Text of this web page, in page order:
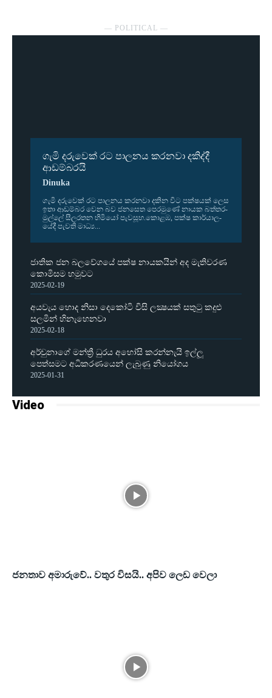
― POLITICAL ―
ගැමි දරුවෙක් රට පාලනය කරනවා දකිද්දී
ආඩම්බරයි
Dinuka
ගැමි දරු­වෙක් රට පාල­නය කර­නවා දකින විට පක්ෂ­යක් ලෙස
ඉතා ආඩ­ම්බර වෙන බව ජන­සෙත පෙර­මුණේ නායක බත්ත­ර­
මුල්ලේ සීල­ර­තන හිමියෝ පැව­සූහ.කොළඹ, පක්ෂ කාර්යා­ල­
යේදී පැවති මාධ්‍ය...
ජාතික ජන බලවේගයේ පක්ෂ නායකයින් අද මැතිවරණ
කොමිසම හමුවට
2025-02-19
අයවැය හොද නිසා දෙකෝටි විසි ලක්‍ෂයක් සතුටු කදුළු
සලමින් හිනැහෙනවා
2025-02-18
අර්චුනාගේ මන්ත්‍රී ධුරය අහෝසි කරන්නැයි ඉල්ලූ
පෙත්සමට අධිකරණයෙන් ලැබුණු නියෝගය
2025-01-31
Video
ජනතාව අමාරුවේ.. වතුර විසයි.. අපිව ලෙඩ වෙලා